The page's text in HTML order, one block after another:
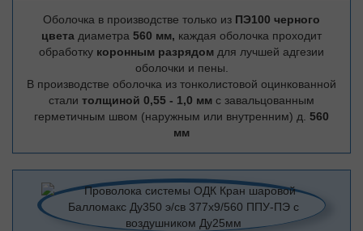
Оболочка в производстве только из ПЭ100 черного
цвета диаметра 560 мм, каждая оболочка проходит
обработку коронным разрядом для лучшей адгезии
оболочки и пены.
В производстве оболочка из тонколистовой оцинкованной
стали толщиной 0,55 - 1,0 мм с завальцованным
герметичным швом (наружным или внутренним) д. 560
мм